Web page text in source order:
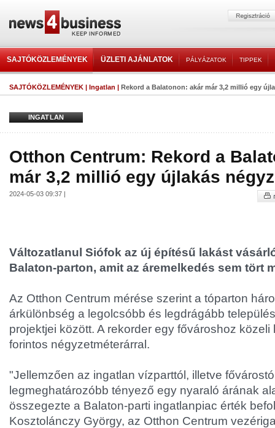
SAJTÓKÖZLEMÉNYEK ÜZLETI AJÁNLATOK PÁLYÁZATOK TIPPEK
SAJTÓKÖZLEMÉNYEK | Ingatlan | Rekord a Balatonon: akár már 3,2 millió egy
INGATLAN
Otthon Centrum: Rekord a
már 3,2 millió egy újlakás
2024-05-03 09:37 |
Változatlanul Siófok az új építésű lakást
Balaton-parton, amit az áremelkedés sem tört
Az Otthon Centrum mérése szerint a tóparton
árkülönbség a legolcsóbb és legdrágább
projektjei között. A rekorder egy fővároshoz közeli
forintos négyzetméterárral.
"Jellemzően az ingatlan vízparttól, illetve
legmeghatározóbb tényező egy nyaraló árának
összegezte a Balaton-parti ingatlanpiac érték
Kosztolánczy György, az Otthon Centrum